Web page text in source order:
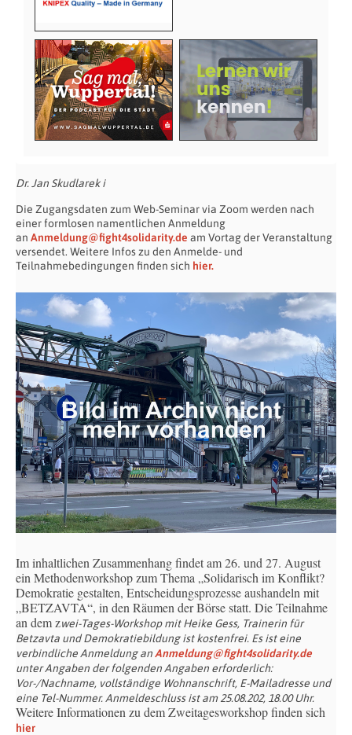
Dr. Jan Skudlarek i
Die Zugangsdaten zum Web-Seminar via Zoom werden nach
einer formlosen namentlichen Anmeldung
an Anmeldung@fight4solidarity.de am Vortag der Veranstaltung
versendet. Weitere Infos zu den Anmelde- und
Teilnahmebedingungen finden sich hier.
Im inhaltlichen Zusammenhang findet am 26. und 27. August
ein Methodenworkshop zum Thema „Solidarisch im Konflikt?
Demokratie gestalten, Entscheidungsprozesse aushandeln mit
„BETZAVTA“, in den Räumen der Börse statt. Die Teilnahme
an dem zwei-Tages-Workshop mit Heike Gess, Trainerin für
Betzavta und Demokratiebildung ist kostenfrei. Es ist eine
verbindliche Anmeldung anAnmeldung@fight4solidarity.de
unter Angaben der folgenden Angaben erforderlich:
Vor-/Nachname, vollständige Wohnanschrift, E-Mailadresse und
eine Tel-Nummer. Anmeldeschluss ist am 25.08.202, 18.00 Uhr.
Weitere Informationen zu dem Zweitagesworkshop finden sich
hier